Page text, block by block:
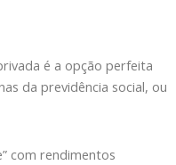
é a opção perfeita
da previdência social, ou
com rendimentos